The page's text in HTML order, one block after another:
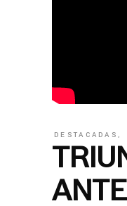
DESTACADAS,